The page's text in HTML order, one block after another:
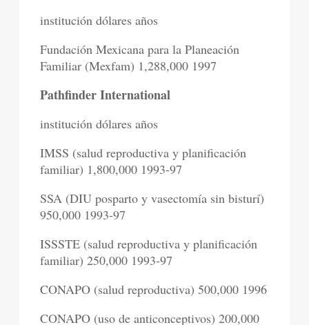
institución dólares años
Fundación Mexicana para la Planeación
Familiar (Mexfam) 1,288,000 1997
Pathfinder International
institución dólares años
IMSS (salud reproductiva y planificación
familiar) 1,800,000 1993-97
SSA (DIU posparto y vasectomía sin bisturí)
950,000 1993-97
ISSSTE (salud reproductiva y planificación
familiar) 250,000 1993-97
CONAPO (salud reproductiva) 500,000 1996
CONAPO (uso de anticonceptivos) 200,000